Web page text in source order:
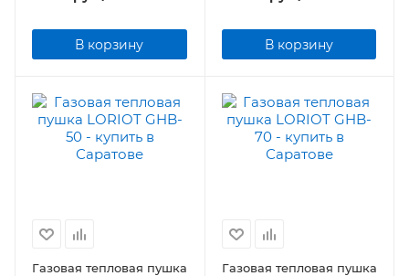
В корзину В корзину
Газовая тепловая пушка
Газовая тепловая пушка